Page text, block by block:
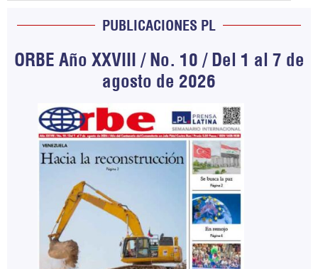
PUBLICACIONES PL
ORBE Año XXVIII / No. 10 / Del 1 al 7 de
agosto de 2026